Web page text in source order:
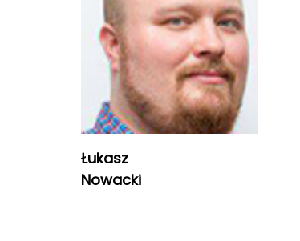
Łukasz
Nowacki